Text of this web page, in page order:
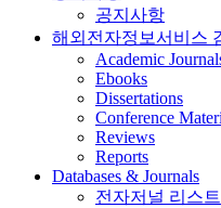
공지사항
해외전자정보서비스
Academic
Ebooks
Dissertations
Conference
Reviews
Reports
Databases & Journals
전자저널 리스트